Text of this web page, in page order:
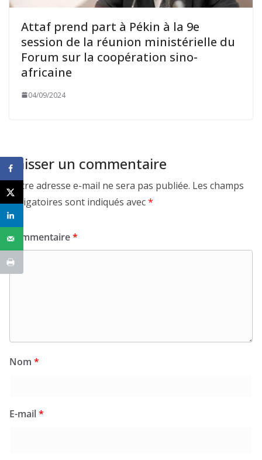
Attaf prend part à Pékin à la 9e
session de la réunion ministérielle du
Forum sur la coopération sino-
africaine
04/09/2024
Laisser un commentaire
Votre adresse e-mail ne sera pas publiée. Les champs
obligatoires sont indiqués avec*
Commentaire*
Nom *
E-mail*